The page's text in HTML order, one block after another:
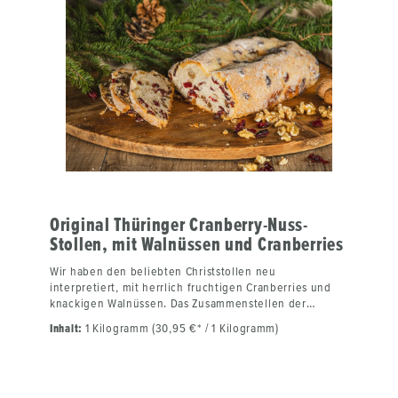
Inhaltsstoffe/Zutaten:Stollenmehl Typ 405, Zucker,
Hefe, Wasser, Butter, Salz, Mandeln, Zitronat, Orangeat,
geriebene Zitronenschale, Sultaninen, Rum,
Butterschmalz, Margarine, Bittermandel, Vanillearoma,
Quark, Muskat Gebrauchsanweisung:Vor dem Verzehr
aus der Packung entnehmen und den Stollen kurz
ziehen lassen.Kühl und trocken lagern.
Original Thüringer Cranberry-Nuss-
Stollen, mit Walnüssen und Cranberries
Wir haben den beliebten Christstollen neu
interpretiert, mit herrlich fruchtigen Cranberries und
knackigen Walnüssen. Das Zusammenstellen der
Markenbutter, Cranberries und Walnüsse ist echte
Inhalt: 1 Kilogramm (30,95 €* / 1 Kilogramm)